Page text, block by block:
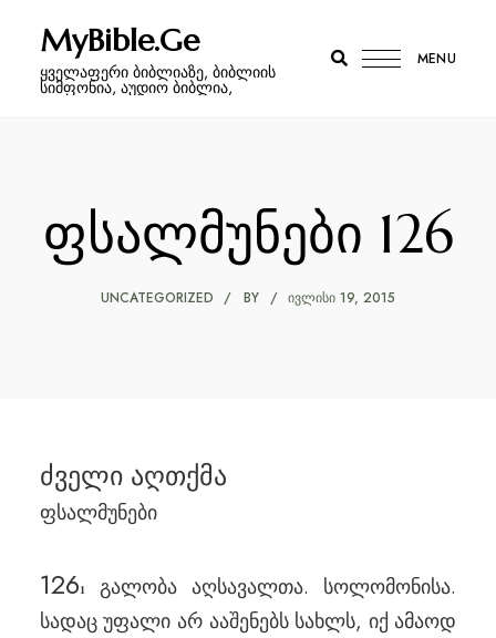
MyBible.Ge
ყველაფერი ბიბლიაზე, ბიბლიის
სიმფონია, აუდიო ბიბლია,
MENU
ფსალმუნები 126
UNCATEGORIZED BY ᲘᲕᲚᲘᲡᲘ 19, 2015
ძველი აღთქმა
ფსალმუნები
1261
გალობა აღსავალთა. სოლომონისა.
სადაც უფალი არ ააშენებს სახლს, იქ ამაოდ